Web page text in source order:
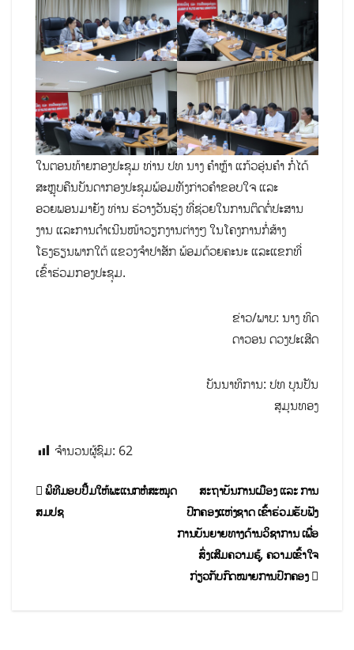
ໃນຕອນທ້າຍກອງປະຊຸມ ທ່ານ ປທ ນາງ ຄໍາຫຼ້າ ແກ້ວອຸ່ນຄໍາ ກໍ່ໄດ້
ສະຫຼຸບຄືນບັນດາກອງປະຊຸມພ້ອມທັງກ່າວຄໍາຂອບໃຈ ແລະ
ອວຍພອນມາຍັງ ທ່ານ ຮ່ວາງວັນຮຸ່ງ ທີ່ຊ່ວຍໃນການຕິດຕໍ່ປະສານ
ງານ ແລະການດໍາເນີນໜ້າວຽກງານຕ່າງໆ ໃນໂຄງການກໍ່ສ້າງ
ໂຮງຮຽນພາກໃຕ້ ແຂວງຈໍາປາສັກ ພ້ອມດ້ວຍຄະນະ ແລະແຂກທີ່
ເຂົ້າຮ່ວມກອງປະຊຸມ.
ຂ່າວ/ພາບ: ນາງ ທິດ
ດາວອນ ດວງປະເສີດ
ບັນນາທິການ: ປທ ບຸນປັນ
ສຸມຸນທອງ
ຈຳນວນຜູ້ຊົມ: 62
ສະຖາບັນການເມືອງ ແລະ ການ
ປົກຄອງແຫ່ງຊາດ ເຂົ້າຮ່ວມຮັບຟັງ
ການບັນຍາຍທາງດ້ານວິຊາການ ເພື່ອ
ສົ່ງເສີມຄວາມຮູ້, ຄວາມເຂົ້າໃຈ
ກ່ຽວກັບກົດໝາຍການປົກຄອງ
ພິທີມອບປຶ້ມໃຫ້ພະແນກຫໍສະໝຸດ
ສມປຊ